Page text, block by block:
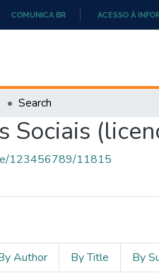
CONTEÚDO
COMUNICA BR ACESSO À
Search
Sociais
123456789/11815
Author By Title By